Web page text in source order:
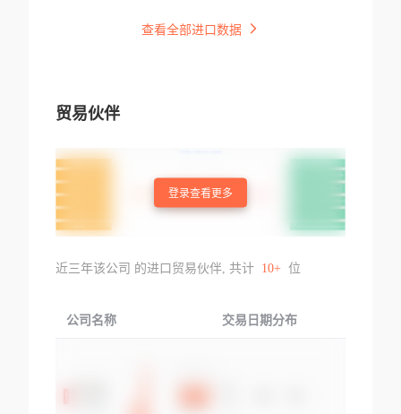
查看全部进口数据
贸易伙伴
登录查看更多
近三年该公司 的进口贸易伙伴, 共计 10+ 位
公司名称 交易日期分布